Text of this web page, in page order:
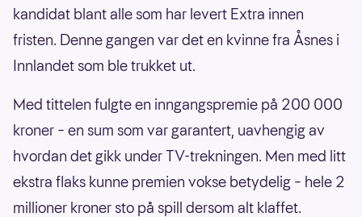
kandidat blant alle som har levert Extra innen
fristen. Denne gangen var det en kvinne fra Åsnes i
Innlandet som ble trukket ut.
Med tittelen fulgte en inngangspremie på 200 000
kroner – en sum som var garantert, uavhengig av
hvordan det gikk under TV-trekningen. Men med litt
ekstra flaks kunne premien vokse betydelig – hele 2
millioner kroner sto på spill dersom alt klaffet.